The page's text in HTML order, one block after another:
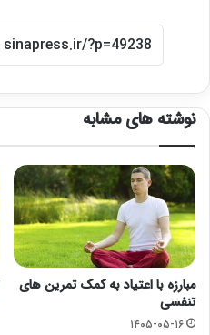
نوشته های مشابه
مبارزه با اعتیاد به کمک تمرین های
تنفسی
۱۴۰۵-۰۵-۱۶